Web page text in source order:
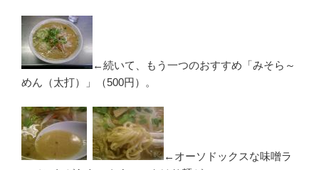
←続いて、もう一つのおすすめ「みそら～
めん（太打）」（500円）。
←オーソドックスな味噌ラ